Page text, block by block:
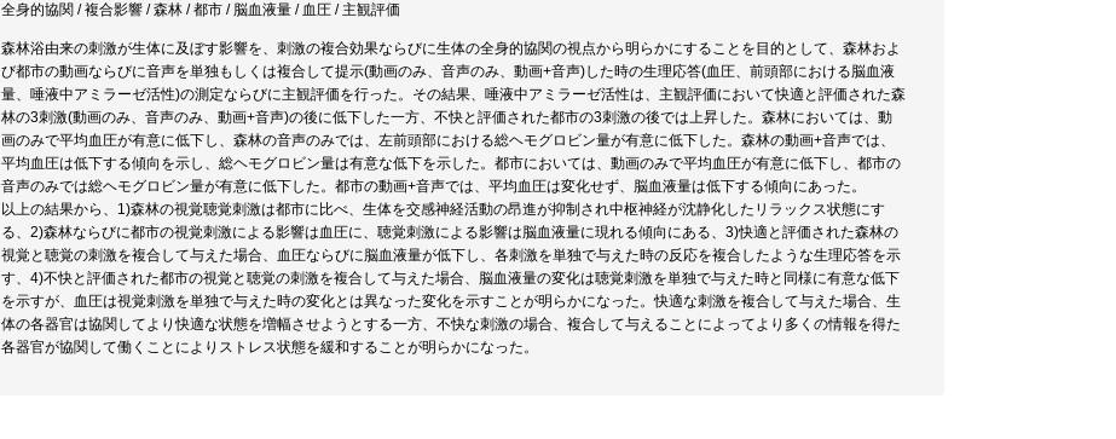
全身的協関 / 複合影響 / 森林 / 都市 / 脳血液量 / 血圧 / 主観評価
森林浴由来の刺激が生体に及ぼす影響を、刺激の複合効果ならびに生体の全身的協関の視点から明らかにすることを目的として、森林およ
び都市の動画ならびに音声を単独もしくは複合して提示(動画のみ、音声のみ、動画+音声)した時の生理応答(血圧、前頭部における脳血液
量、唾液中アミラーゼ活性)の測定ならびに主観評価を行った。その結果、唾液中アミラーゼ活性は、主観評価において快適と評価された森
林の3刺激(動画のみ、音声のみ、動画+音声)の後に低下した一方、不快と評価された都市の3刺激の後では上昇した。森林においては、動
画のみで平均血圧が有意に低下し、森林の音声のみでは、左前頭部における総ヘモグロビン量が有意に低下した。森林の動画+音声では、
平均血圧は低下する傾向を示し、総ヘモグロビン量は有意な低下を示した。都市においては、動画のみで平均血圧が有意に低下し、都市の
音声のみでは総ヘモグロビン量が有意に低下した。都市の動画+音声では、平均血圧は変化せず、脳血液量は低下する傾向にあった。
以上の結果から、1)森林の視覚聴覚刺激は都市に比べ、生体を交感神経活動の昂進が抑制され中枢神経が沈静化したリラックス状態にす
る、2)森林ならびに都市の視覚刺激による影響は血圧に、聴覚刺激による影響は脳血液量に現れる傾向にある、3)快適と評価された森林の
視覚と聴覚の刺激を複合して与えた場合、血圧ならびに脳血液量が低下し、各刺激を単独で与えた時の反応を複合したような生理応答を示
す、4)不快と評価された都市の視覚と聴覚の刺激を複合して与えた場合、脳血液量の変化は聴覚刺激を単独で与えた時と同様に有意な低下
を示すが、血圧は視覚刺激を単独で与えた時の変化とは異なった変化を示すことが明らかになった。快適な刺激を複合して与えた場合、生
体の各器官は協関してより快適な状態を増幅させようとする一方、不快な刺激の場合、複合して与えることによってより多くの情報を得た
各器官が協関して働くことによりストレス状態を緩和することが明らかになった。